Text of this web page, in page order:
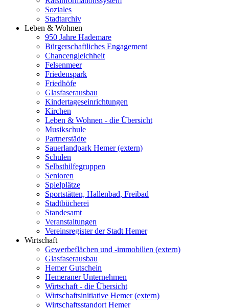
Soziales
Stadtarchiv
Leben & Wohnen
950 Jahre Hademare
Bürgerschaftliches Engagement
Chancengleichheit
Felsenmeer
Friedenspark
Friedhöfe
Glasfaserausbau
Kindertageseinrichtungen
Kirchen
Leben & Wohnen - die Übersicht
Musikschule
Partnerstädte
Sauerlandpark Hemer (extern)
Schulen
Selbsthilfegruppen
Senioren
Spielplätze
Sportstätten, Hallenbad, Freibad
Stadtbücherei
Standesamt
Veranstaltungen
Vereinsregister der Stadt Hemer
Wirtschaft
Gewerbeflächen und -immobilien (extern)
Glasfaserausbau
Hemer Gutschein
Hemeraner Unternehmen
Wirtschaft - die Übersicht
Wirtschaftsinitiative Hemer (extern)
Wirtschaftsstandort Hemer